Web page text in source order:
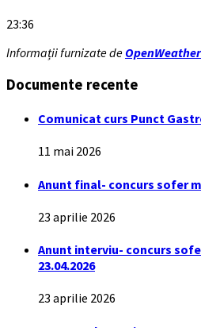
23:36
Informații furnizate de
Documente recente
Comunicat curs Punct
11 mai 2026
Anunt final- concurs sofer
23 aprilie 2026
Anunt interviu- concurs
23.04.2026
23 aprilie 2026